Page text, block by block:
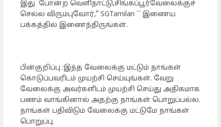
இது போன்ற வெளிநாட்டு,சிங்கப்பூர்வேலைக்குச்
செல்ல விரும்புவோர்,“ SGTamilan ´´ இணைய
பக்கத்தில் இணைந்திருங்கள்.
பின்குறிப்பு :இந்த வேலைக்கு மட்டும் நாங்கள்
கொடுப்பவரிடம் முயற்சி செய்யுங்கள். வேறு
வேலைக்கு அவர்களிடம் முயற்சி செய்து அதிகமாக
பணம் வாங்கினால் அதற்கு நாங்கள் பொறுப்பல்ல.
நாங்கள் பதிவிடும் வேலைக்கு மட்டுமே நாங்கள்
பொறுப்பு.